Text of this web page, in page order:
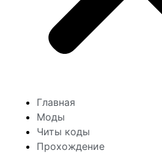
Главная
Моды
Читы коды
Прохождение